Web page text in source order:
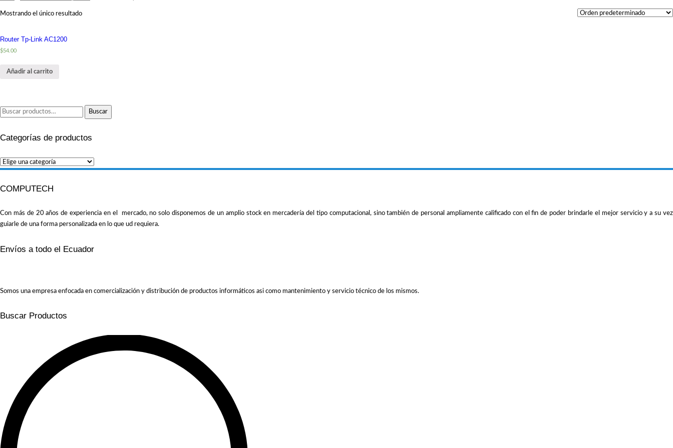
Mostrando el único resultado
Router Tp-Link AC1200
$54.00
Añadir al carrito
Buscar
Buscar
Categorías de productos
COMPUTECH
Con más de 20 años de experiencia en el mercado, no solo disponemos de un amplio stock en mercadería del tipo computacional, sino también de personal ampliamente calificado con el fin de poder brindarle el mejor servicio y a su vez
guiarle de una forma personalizada en lo que ud requiera.
Envíos a todo el Ecuador
Somos una empresa enfocada en comercialización y distribución de productos informáticos asi como mantenimiento y servicio técnico de los mismos.
Buscar Productos